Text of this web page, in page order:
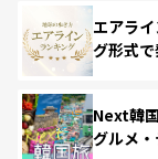
エアラ
グ形式
Next韓
グルメ